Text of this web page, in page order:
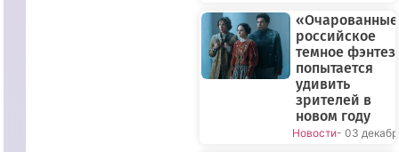
российское
темное
попытается
удивить
зрителей в
новом году
Новости- 03